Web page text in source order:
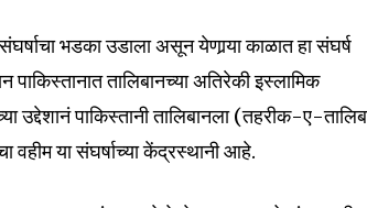
भडका उडाला असून येणार्‍या काळात हा संघर्ष
तालिबानच्या अतिरेकी इस्लामिक
उद्देशानं पाकिस्तानी तालिबानला (तहरीक-ए-
या संघर्षाच्या केंद्रस्थानी आहे.